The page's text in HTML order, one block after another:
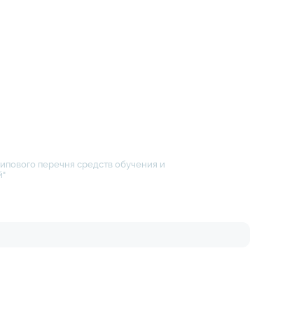
перечня средств обучения и